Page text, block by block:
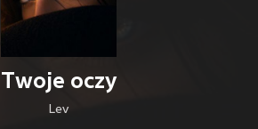
Twoje oczy
Lev